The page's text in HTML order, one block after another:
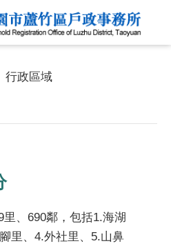
行政區域
、690鄰，包括1.海湖
里、4.外社里、5.山鼻